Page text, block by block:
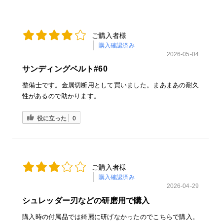
ご購入者様
購入確認済み
2026-05-04
サンディングベルト#60
整備士です。金属切断用として買いました。まあまあの耐久
性があるので助かります。
役に立った 0
ご購入者様
購入確認済み
2026-04-29
シュレッダー刃などの研磨用で購入
購入時の付属品では綺麗に研げなかったのでこちらで購入。